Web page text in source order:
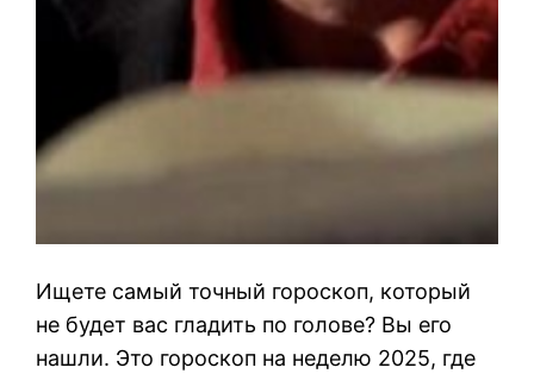
Ищете самый точный гороскоп, который
не будет вас гладить по голове? Вы его
нашли. Это гороскоп на неделю 2025, где